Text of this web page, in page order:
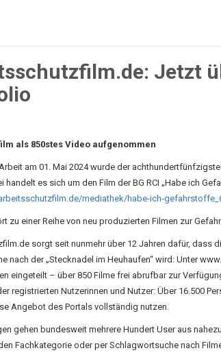
Jetzt
als 850stes Video aufgenommen
am 01. Mai 2024 wurde der
handelt es sich um den Film der BG RCI „Habe ich
mediathek/habe-ich-
zu einer Reihe von neu produzierten Filmen zur
sorgt seit nunmehr über 12 Jahren dafür, dass
nach der „Stecknadel im Heuhaufen“ wird: Unter
eingeteilt – über 850 Filme frei abrufbar zur
registrierten Nutzerinnen und Nutzer: Über 16.500
Angebot des Portals vollständig nutzen.
gehen bundesweit mehrere Hundert User aus
Fachkategorie oder per Schlagwortsuche nach